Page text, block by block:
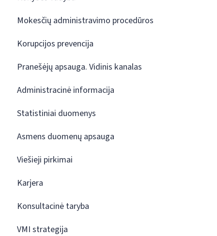
Mokesčių administravimo procedūros
Korupcijos prevencija
Pranešėjų apsauga. Vidinis kanalas
Administracinė informacija
Statistiniai duomenys
Asmens duomenų apsauga
Viešieji pirkimai
Karjera
Konsultacinė taryba
VMI strategija